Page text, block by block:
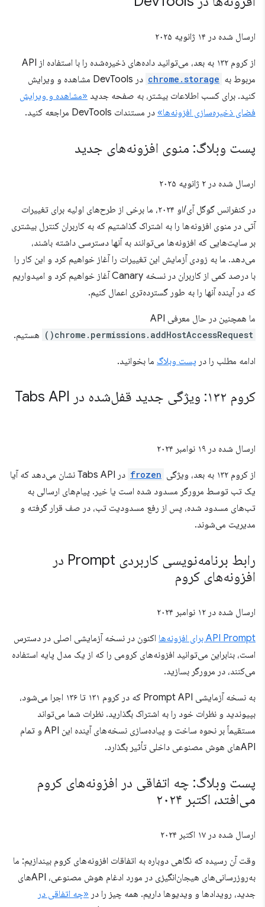
ارسال شده در۱۴ ژانویه ۲۰۲۵
از کروم ۱۳۲ به بعد، می‌توانید داده‌های ذخیره‌شده را با استفاده از API
مربوط به chrome.storage
در DevTools مشاهده و ویرایش
کنید. برای کسب اطلاعات بیشتر، به صفحه جدید «مشاهده و ویرایش
فضای ذخیره‌سازی افزونه‌ها»در مستندات DevTools مراجعه کنید.
پست وبلاگ: منوی افزونه‌های جدید
ارسال شده در۲ ژانویه ۲۰۲۵
در کنفرانس گوگل آی/او ۲۰۲۴، ما برخی از طرح‌های اولیه برای تغییرات
آتی در منوی افزونه‌ها را به اشتراک گذاشتیم که به کاربران کنترل بیشتری
بر سایت‌هایی که افزونه‌ها می‌توانند به آنها دسترسی داشته باشند،
می‌دهد. ما به زودی آزمایش این تغییرات را آغاز خواهیم کرد و این کار را
با درصد کمی از کاربران در نسخه Canary آغاز خواهیم کرد و امیدواریم
که در آینده آنها را به طور گسترده‌تری اعمال کنیم.
ما همچنین در حال معرفی API
chrome.permissions.addHostAccessRequest() هستیم.
ادامه مطلب را در پست وبلاگما بخوانید.
کروم ۱۳۲: ویژگی جدید قفل‌شده در Tabs API
ارسال شده در۱۹ نوامبر ۲۰۲۴
از کروم ۱۳۲ به بعد، ویژگی frozen
در Tabs API نشان می‌دهد که آیا
یک تب توسط مرورگر مسدود شده است یا خیر. پیام‌های ارسالی به
تب‌های مسدود شده، پس از رفع مسدودیت تب، در صف قرار گرفته و
مدیریت می‌شوند.
رابط برنامه‌نویسی کاربردی Prompt در
افزونه‌های کروم
ارسال شده در۱۲ نوامبر ۲۰۲۴
API Prompt برای افزونه‌ها
اکنون در نسخه آزمایشی اصلی در دسترس
است، بنابراین می‌توانید افزونه‌های کرومی را که از یک مدل پایه استفاده
می‌کنند، در مرورگر بسازید.
به نسخه آزمایشی Prompt API که در کروم ۱۳۱ تا ۱۳۶ اجرا می‌شود،
بپیوندید و نظرات خود را به اشتراک بگذارید. نظرات شما می‌تواند
مستقیماً بر نحوه ساخت و پیاده‌سازی نسخه‌های آینده این API و تمام
APIهای هوش مصنوعی داخلی تأثیر بگذارد.
پست وبلاگ: چه اتفاقی در افزونه‌های کروم
می‌افتد، اکتبر ۲۰۲۴
ارسال شده در۱۷ اکتبر ۲۰۲۴
وقت آن رسیده که نگاهی دوباره به اتفاقات افزونه‌های کروم بیندازیم: ما
به‌روزرسانی‌های هیجان‌انگیزی در مورد ادغام هوش مصنوعی، APIهای
جدید، رویدادها و ویدیوها داریم. همه چیز را در «چه اتفاقی در